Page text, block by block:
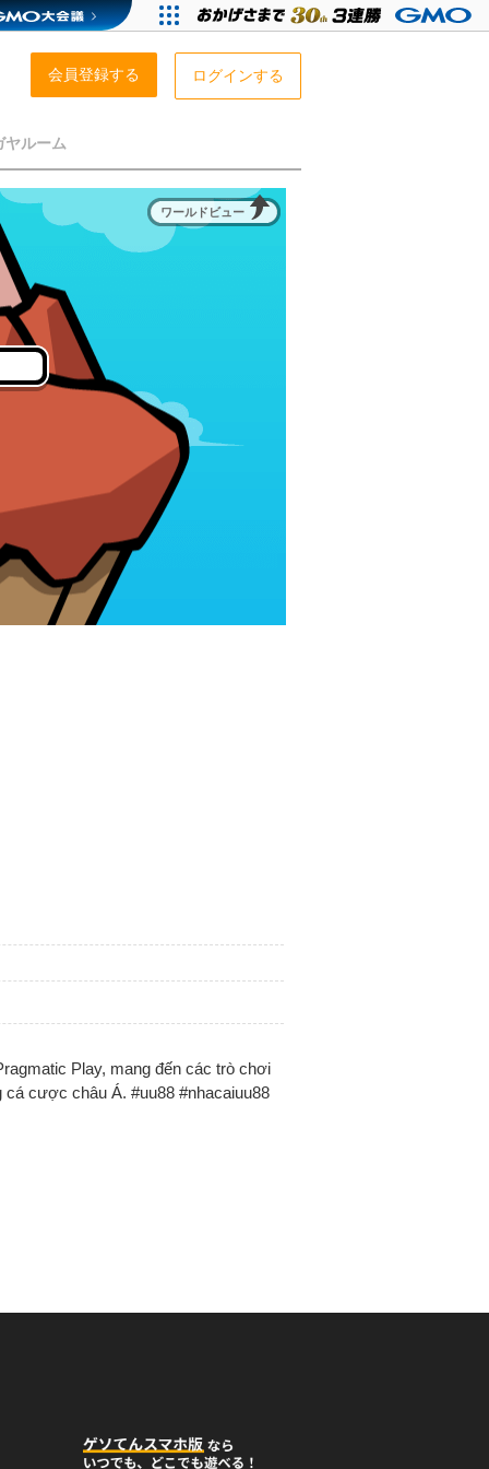
会員登録する ログインする
ヤルーム
ワールドビュー
Play, mang đến các trò chơi
cược châu Á. #uu88 #nhacaiuu88